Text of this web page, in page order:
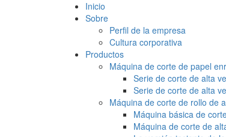
Inicio
Sobre
Perfil de la empresa
Cultura corporativa
Productos
Máquina de corte de papel
Serie de corte de alta
Serie de corte de alta
Máquina de corte de rollo de
Máquina básica de
Máquina de corte de